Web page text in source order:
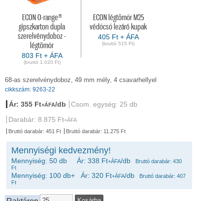
ECON O-range®
gipszkarton dupla
szerelvénydoboz -
légtömőr
803 Ft + ÁFA
(bruttó 1.020 Ft)
ECON légtömőr M25
védőcső lezáró kupak
405 Ft + ÁFA
(bruttó 515 Ft)
68-as szerelvénydoboz, 49 mm mély, 4 csavarhellyel
cikkszám: 9263-22
Ár: 355 Ft+ÁFA/db
Csom. egység: 25 db
Darabár: 8.875 Ft+ÁFA
Bruttó darabár: 451 Ft
Bruttó darabár: 11.275 Ft
Mennyiségi kedvezmény!
Mennyiség: 50 db Ár: 338 Ft+ÁFA/db
Bruttó darabár: 430
Ft
Mennyiség: 100 db+ Ár: 320 Ft+ÁFA/db
Bruttó darabár: 407
Ft